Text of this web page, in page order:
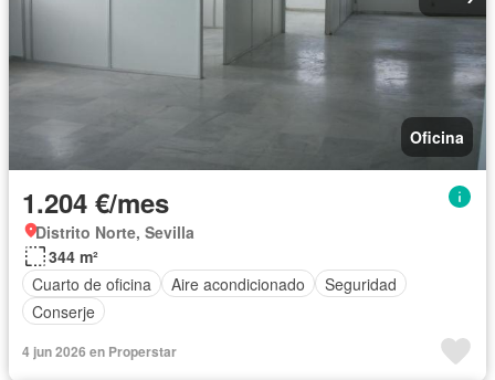
Oficina
1.204 €/mes
Distrito Norte, Sevilla
344 m²
Cuarto de oficina
Aire acondicionado
Seguridad
Conserje
4 jun 2026 en Properstar